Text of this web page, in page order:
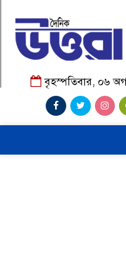
বৃহস্পতিবার, ০৬